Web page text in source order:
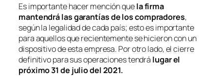
Es importante hacer mención quela firma
mantendrálas garantías de los compradores,
según la legalidad de cada país; esto es importante
para aquellos que recientemente se hicieron con un
dispositivo de esta empresa. Por otro lado, el cierre
definitivo para sus operaciones tendrá lugar el
próximo 31 de julio del 2021.